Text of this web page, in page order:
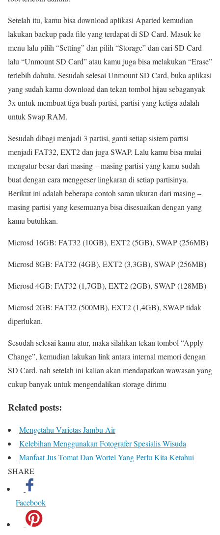
Setelah itu, kamu bisa download aplikasi Aparted kemudian
lakukan backup pada file yang terdapat di SD Card. Masuk ke
menu lalu pilih “Setting” dan pilih “Storage” dan cari SD Card
lalu “Unmount SD Card” atau kamu juga bisa melakukan “Erase”
terlebih dahulu. Sesudah selesai Unmount SD Card, buka aplikasi
yang sudah kamu download dan tekan tombol hijau sebaganyak
3x untuk membuat tiga buah partisi, partisi yang ketiga adalah
untuk Swap RAM.
Sesudah dibagi menjadi 3 partisi, ganti setiap sistem partisi
menjadi FAT32, EXT2 dan juga SWAP. Lalu kamu bisa mulai
mengatur besar dari masing – masing partisi yang kamu sudah
buat dengan cara menggeser lingkaran di setiap partisinya.
Berikut ini adalah beberapa contoh saran ukuran dari masing –
masing partisi yang kesemuanya bisa disesuaikan dengan yang
kamu butuhkan.
Microsd 16GB: FAT32 (10GB), EXT2 (5GB), SWAP (256MB)
Microsd 8GB: FAT32 (4GB), EXT2 (3,3GB), SWAP (256MB)
Microsd 4GB: FAT32 (1,7GB), EXT2 (2GB), SWAP (128MB)
Microsd 2GB: FAT32 (500MB), EXT2 (1,4GB), SWAP tidak
diperlukan.
Sesudah selesai kamu atur, maka silahkan tekan tombol “Apply
Change”, kemudian lakukan link antara internal memori dengan
SD Card. nah setelah ini kalian akan mendapatkan wawasan yang
cukup banyak untuk mengendalikan storage dirimu
Related posts:
Mengetahu Varietas Jambu Air
Kelebihan Menggunakan Fotografer Spesialis Wisuda
Manfaat Jus Tomat Dan Wortel Yang Perlu Kita Ketahui
SHARE
Facebook